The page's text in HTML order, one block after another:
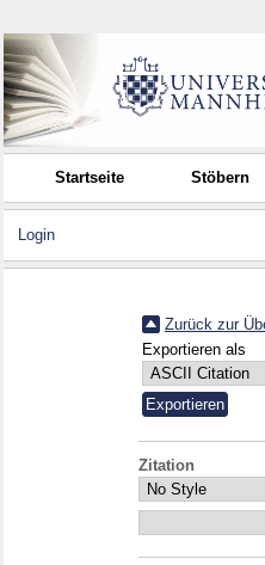
Startseite Stöbern
Login
Zurück zur
Exportieren als
Zitation